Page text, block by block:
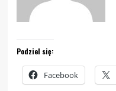
Podziel się:
Facebook